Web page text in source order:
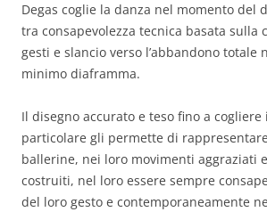
Degas coglie la danza nel momento del
tra consapevolezza tecnica basata sulla
gesti e slancio verso l’abbandono totale
minimo diaframma.
Il disegno accurato e teso fino a
particolare gli permette di
ballerine, nei loro movimenti aggraziati
costruiti, nel loro essere sempre
del loro gesto e contemporaneamente